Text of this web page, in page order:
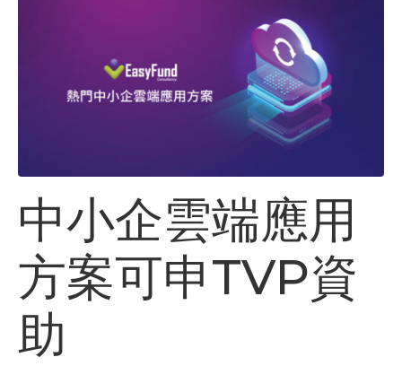
中小企雲端應用
方案可申TVP資
助